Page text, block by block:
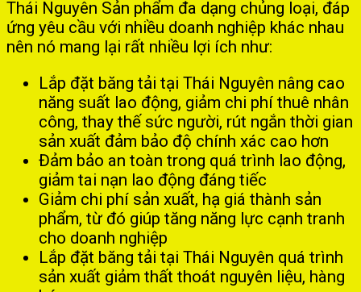
Thái Nguyên Sản phẩm đa dạng chủng loại, đáp
ứng yêu cầu với nhiều doanh nghiệp khác nhau
nên nó mang lại rất nhiều lợi ích như:
Lắp đặt băng tải tại Thái Nguyên nâng cao
năng suất lao động, giảm chi phí thuê nhân
công, thay thế sức người, rút ngắn thời gian
sản xuất đảm bảo độ chính xác cao hơn
Đảm bảo an toàn trong quá trình lao động,
giảm tai nạn lao động đáng tiếc
Giảm chi phí sản xuất, hạ giá thành sản
phẩm, từ đó giúp tăng năng lực cạnh tranh
cho doanh nghiệp
Lắp đặt băng tải tại Thái Nguyên quá trình
sản xuất giảm thất thoát nguyên liệu, hàng